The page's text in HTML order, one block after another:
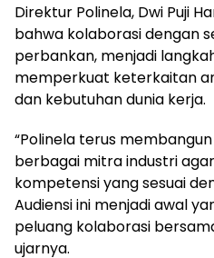
Direktur Polinela, Dwi Puji
bahwa kolaborasi dengan
perbankan, menjadi
memperkuat keterkaitan
dan kebutuhan dunia kerja.
“Polinela terus
berbagai mitra industri
kompetensi yang sesuai
Audiensi ini menjadi awal
peluang kolaborasi
ujarnya.